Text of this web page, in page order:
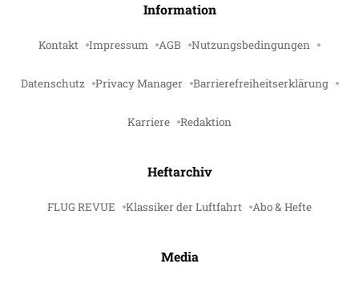
Information
Kontakt Impressum AGB Nutzungsbedingungen
Datenschutz Privacy Manager Barrierefreiheitserklärung
Karriere Redaktion
Heftarchiv
FLUG REVUE Klassiker der Luftfahrt Abo & Hefte
Media